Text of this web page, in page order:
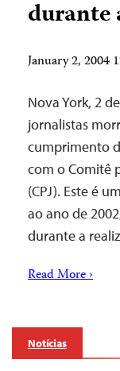
durante
January 2, 2004
Nova York, 2
jornalistas
cumprimento
com o Comitê
(CPJ). Este é
ao ano de
durante a
Read More ›
Notícias